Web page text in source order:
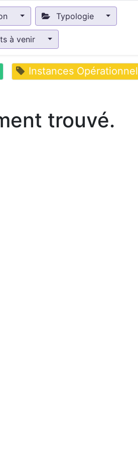
Typologie
à venir
Instances Opérationnel
trouvé.